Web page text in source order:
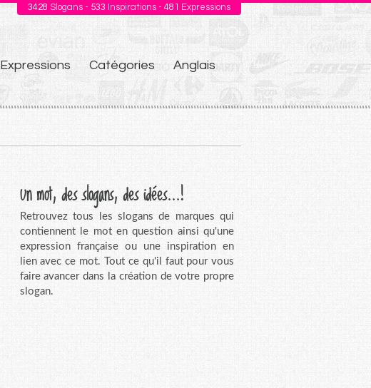
3428 Slogans - 533 Inspirations - 481 Expressions
Expressions Catégories Anglais
Un mot, des slogans, des idées...!
Retrouvez tous les slogans de marques qui
contiennent le mot en question ainsi qu'une
expression française ou une inspiration en
lien avec ce mot. Tout ce qu'il faut pour vous
faire avancer dans la création de votre propre
slogan.